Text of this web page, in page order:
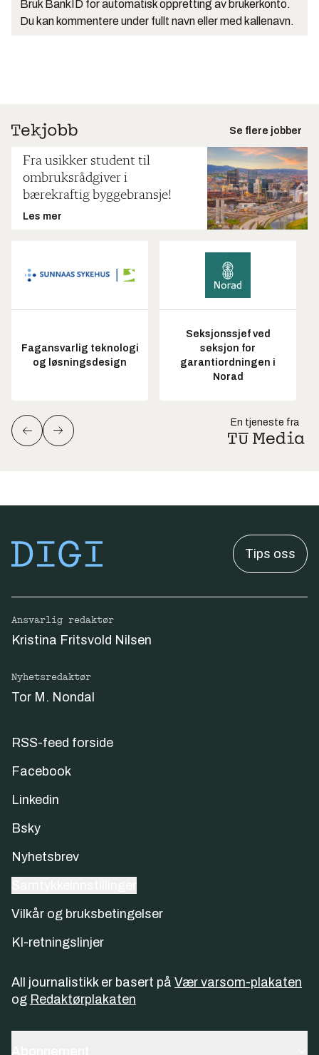
Bruk BankID for automatisk oppretting av brukerkonto.
Du kan kommentere under fullt navn eller med kallenavn.
Se flere jobber
Fra usikker student til
ombruksrådgiver i
bærekraftig byggebransje!
Les mer
Fagansvarlig teknologi
og løsningsdesign
Seksjonssjef ved
seksjon for
garantiordningen i
Norad
En tjeneste fra
Tips oss
Ansvarlig redaktør
Kristina Fritsvold Nilsen
Nyhetsredaktør
Tor M. Nondal
RSS-feed forside
Facebook
Linkedin
Bsky
Nyhetsbrev
Vilkår og bruksbetingelser
KI-retningslinjer
All journalistikk er basert på Vær varsom-plakaten
og Redaktørplakaten